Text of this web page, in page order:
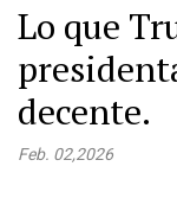
Lo que
decente.
Feb. 02,2026